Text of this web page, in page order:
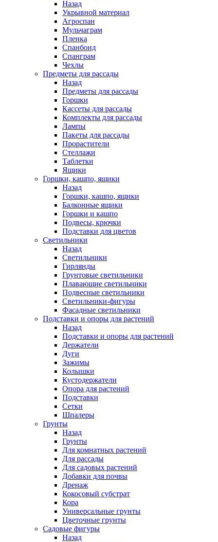
Назад
Укрывной материал
Агроспан
Мульчаграм
Пленка
Спанбонд
Спанграм
Чехлы
Предметы для рассады
Назад
Предметы для рассады
Горшки
Кассеты для рассады
Комплекты для рассады
Лампы
Пакеты для рассады
Прорастители
Стеллажи
Таблетки
Ящики
Горшки, кашпо, ящики
Назад
Горшки, кашпо, ящики
Балконные ящики
Горшки и кашпо
Подвесы, крючки
Подставки для цветов
Светильники
Назад
Светильники
Гирлянды
Грунтовые светильники
Плавающие светильники
Подвесные светильники
Светильники-фигуры
Фасадные светильники
Подставки и опоры для растений
Назад
Подставки и опоры для растений
Держатели
Дуги
Зажимы
Колышки
Кустодержатели
Опора для растений
Подставки
Сетки
Шпалеры
Грунты
Назад
Грунты
Для комнатных растений
Для рассады
Для садовых растений
Добавки для почвы
Дренаж
Кокосовый субстрат
Кора
Универсальные грунты
Цветочные грунты
Садовые фигуры
Назад